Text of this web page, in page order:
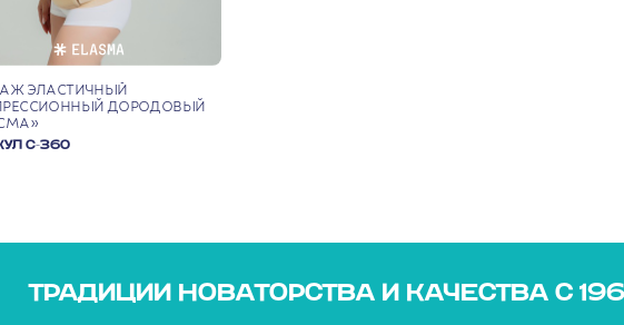
ЭЛАСТИЧНЫЙ
ДОРОДОВЫЙ
С-360
ТРАДИЦИИ НОВАТОРСТВА И КАЧЕСТВА С